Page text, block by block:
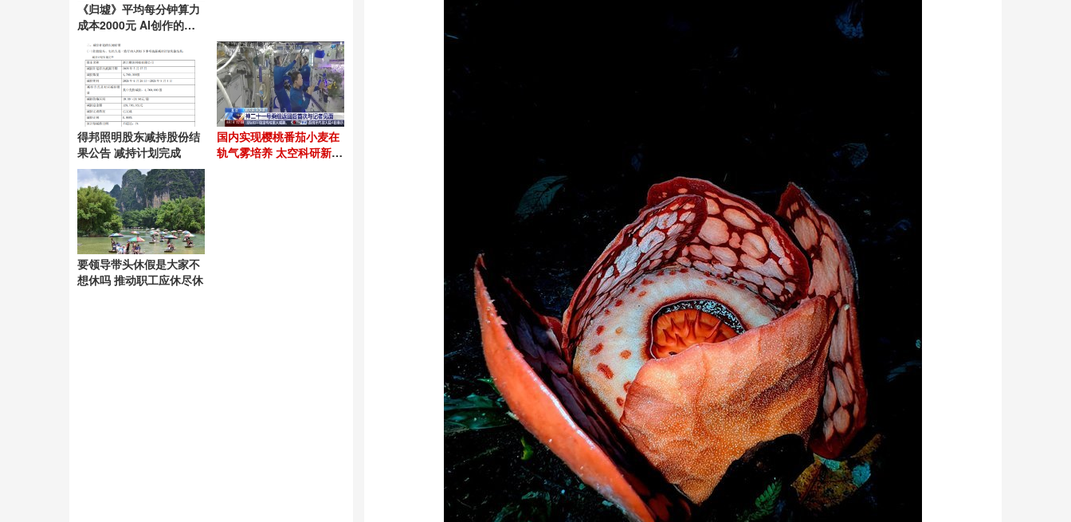
《归墟》平均每分钟算力
成本2000元 AI创作的高
昂代价
得邦照明股东减持股份结
果公告 减持计划完成
国内实现樱桃番茄小麦在
轨气雾培养 太空科研新突
要领导带头休假是大家不
想休吗 推动职工应休尽休